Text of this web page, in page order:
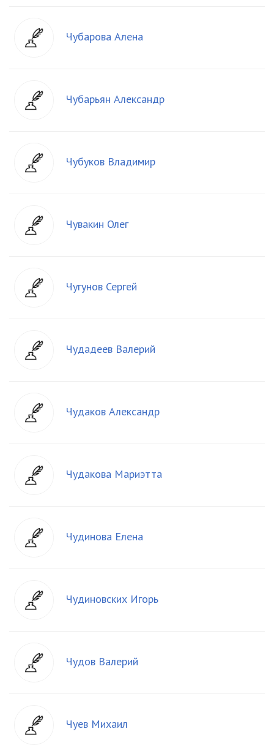
Чубарова Алена
Чубарьян Александр
Чубуков Владимир
Чувакин Олег
Чугунов Сергей
Чудадеев Валерий
Чудаков Александр
Чудакова Мариэтта
Чудинова Елена
Чудиновских Игорь
Чудов Валерий
Чуев Михаил